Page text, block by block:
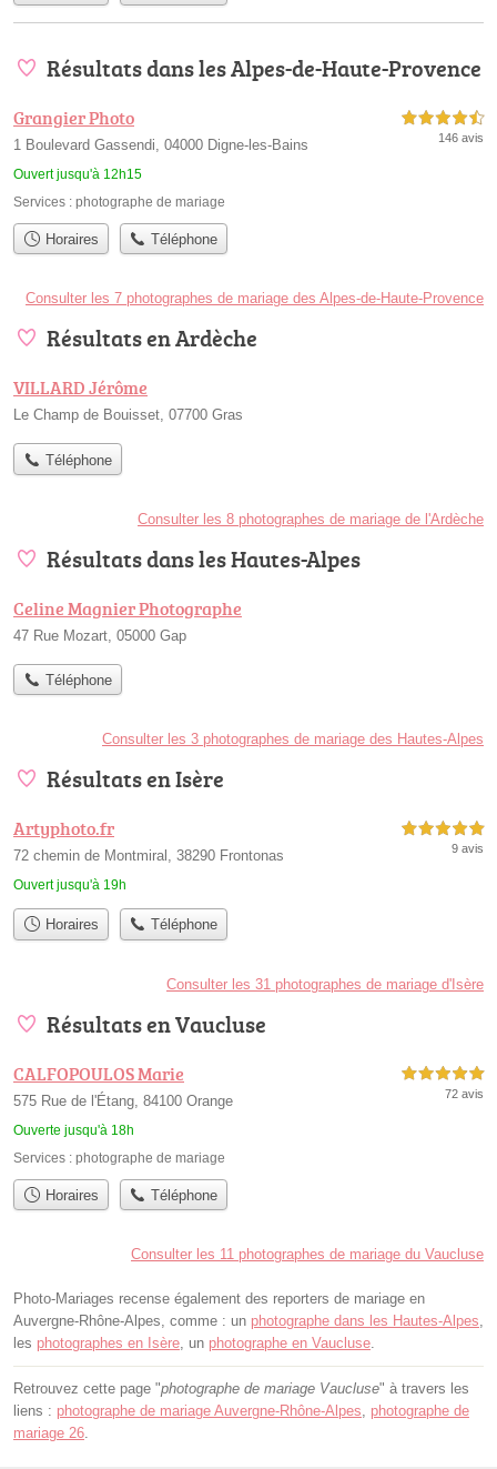
Résultats dans les Alpes-de-Haute-Provence
Grangier Photo
1 Boulevard Gassendi, 04000 Digne-les-Bains
Ouvert jusqu'à 12h15
4,5 étoiles sur 5
146 avis
Services : photographe de mariage
Horaires Téléphone
Consulter les 7 photographes de mariage des Alpes-de-Haute-Provence
Résultats en Ardèche
VILLARD Jérôme
Le Champ de Bouisset, 07700 Gras
Téléphone
Consulter les 8 photographes de mariage de l'Ardèche
Résultats dans les Hautes-Alpes
Celine Magnier Photographe
47 Rue Mozart, 05000 Gap
Téléphone
Consulter les 3 photographes de mariage des Hautes-Alpes
Résultats en Isère
Artyphoto.fr
72 chemin de Montmiral, 38290 Frontonas
Ouvert jusqu'à 19h
5,0 étoiles sur 5
9 avis
Horaires Téléphone
Consulter les 31 photographes de mariage d'Isère
Résultats en Vaucluse
CALFOPOULOS Marie
575 Rue de l'Étang, 84100 Orange
Ouverte jusqu'à 18h
5,0 étoiles sur 5
72 avis
Services : photographe de mariage
Horaires Téléphone
Consulter les 11 photographes de mariage du Vaucluse
Photo-Mariages recense également des reporters de mariage en
Auvergne-Rhône-Alpes, comme : un photographe dans les Hautes-Alpes
les photographes en Isère , un photographe en Vaucluse
Retrouvez cette page "photographe de mariage Vaucluse" à travers les
liens : photographe de mariage Auvergne-Rhône-Alpes
photographe de
mariage 26